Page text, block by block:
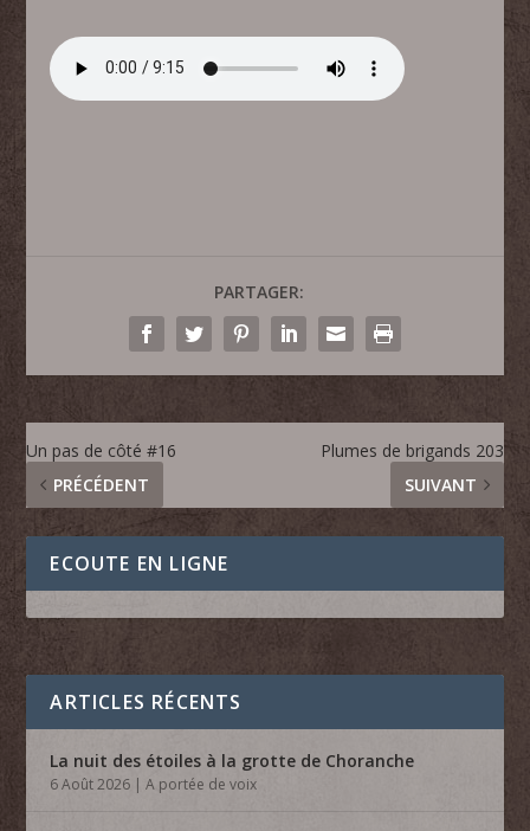
PARTAGER:
Un pas de côté #16
PRÉCÉDENT
Plumes de brigands 203
SUIVANT
ECOUTE EN LIGNE
ARTICLES RÉCENTS
La nuit des étoiles à la grotte de Choranche
6 Août 2026 |A portée de voix